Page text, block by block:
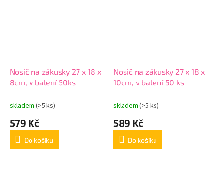
Nosič na zákusky 27 x 18 x
8cm, v balení 50ks
skladem (>5 ks)
579 Kč
Do košíku
Nosič na zákusky 27 x 18 x
10cm, v balení 50 ks
skladem (>5 ks)
589 Kč
Do košíku